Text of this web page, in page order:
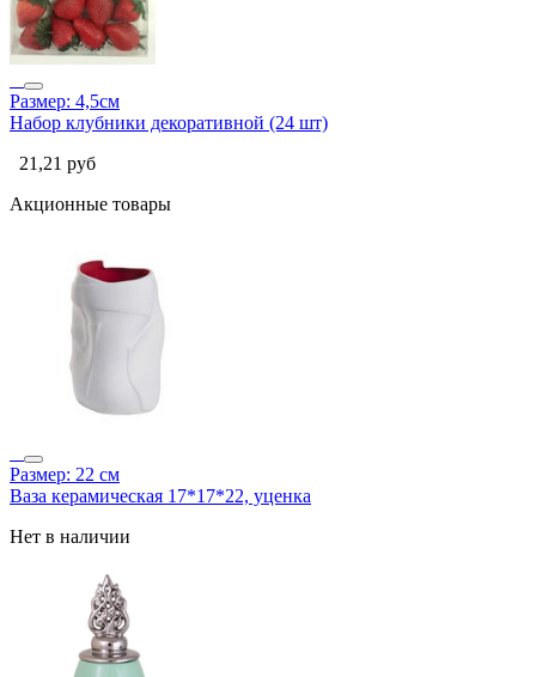
Размер: 4,5см
Набор клубники декоративной (24 шт)
21,21 руб
Акционные товары
Размер: 22 см
Ваза керамическая 17*17*22, уценка
Нет в наличии